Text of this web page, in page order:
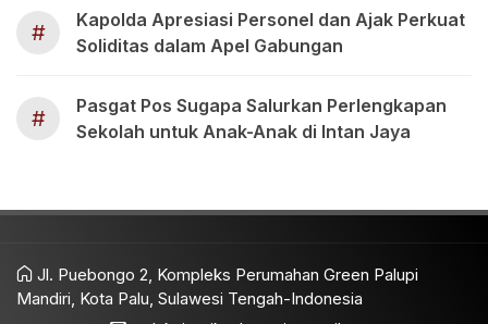
#
Kapolda Apresiasi Personel dan Ajak Perkuat
Soliditas dalam Apel Gabungan
#
Pasgat Pos Sugapa Salurkan Perlengkapan
Sekolah untuk Anak-Anak di Intan Jaya
Jl. Puebongo 2, Kompleks Perumahan Green Palupi
Mandiri, Kota Palu, Sulawesi Tengah-Indonesia